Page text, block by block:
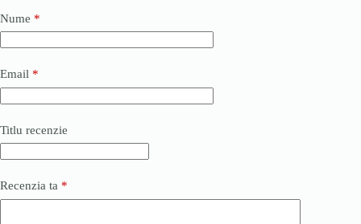
Nume *
Email *
Titlu recenzie
Recenzia ta *